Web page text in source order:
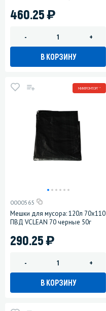
460.25)
- +
В КОРЗИНУ
МИНПРОМТОРГ *
0000565
Мешки для мусора: 120л 70х110
ПВД VCLEAN 70 черные 50г
290.25)
- +
В КОРЗИНУ